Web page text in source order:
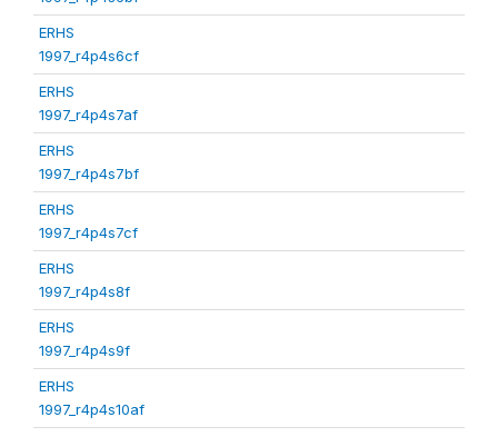
ERHS
1997_r4p4s6cf
ERHS
1997_r4p4s7af
ERHS
1997_r4p4s7bf
ERHS
1997_r4p4s7cf
ERHS
1997_r4p4s8f
ERHS
1997_r4p4s9f
ERHS
1997_r4p4s10af